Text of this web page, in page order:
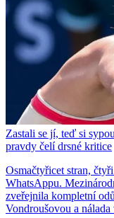
Zastali se jí, teď si
pravdy čelí drsné kritice
Osmačtyřicet stran,
WhatsAppu.
zveřejnila kompletní
Vondroušovou a